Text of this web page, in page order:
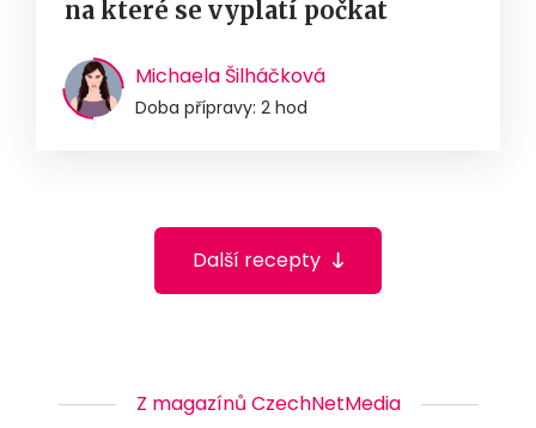
na které se vyplatí počkat
Michaela Šilháčková
Doba přípravy: 2 hod
Další recepty
Z magazínů CzechNetMedia